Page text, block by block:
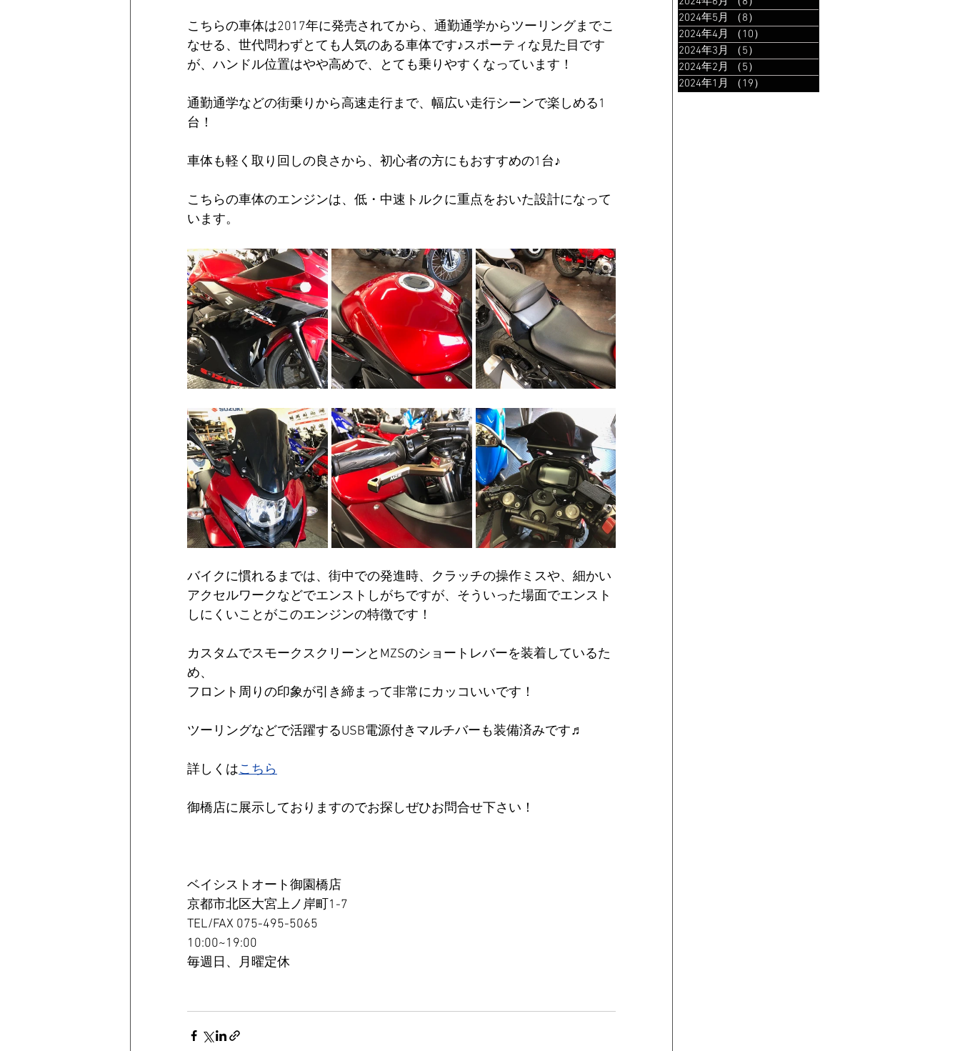
2024年5月
（8）
2024年4月
（10）
2024年3月
（5）
2024年2月
（5）
2024年1月
（19）
こちらの車体は2017年に発売されてから、通勤通学からツーリングまでこ
なせる、世代問わずとても人気のある車体です♪スポーティな見た目です
が、ハンドル位置はやや高めで、とても乗りやすくなっています！
通勤通学などの街乗りから高速走行まで、幅広い走行シーンで楽しめる1
台！
車体も軽く取り回しの良さから、初心者の方にもおすすめの1台♪
こちらの車体のエンジンは、低・中速トルクに重点をおいた設計になって
います。
バイクに慣れるまでは、街中での発進時、クラッチの操作ミスや、細かい
アクセルワークなどでエンストしがちですが、そういった場面でエンスト
しにくいことがこのエンジンの特徴です！
カスタムでスモークスクリーンとMZSのショートレバーを装着しているた
め、
フロント周りの印象が引き締まって非常にカッコいいです！
ツーリングなどで活躍するUSB電源付きマルチバーも装備済みです♬
詳しくはこちら
御橋店に展示しておりますのでお探しぜひお問合せ下さい！
ベイシストオート御園橋店
京都市北区大宮上ノ岸町1-7
TEL/FAX 075-495-5065
10:00~19:00
毎週日、月曜定休